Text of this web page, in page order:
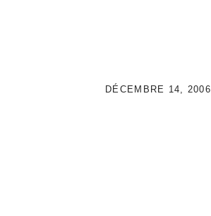
DÉCEMBRE 14, 2006